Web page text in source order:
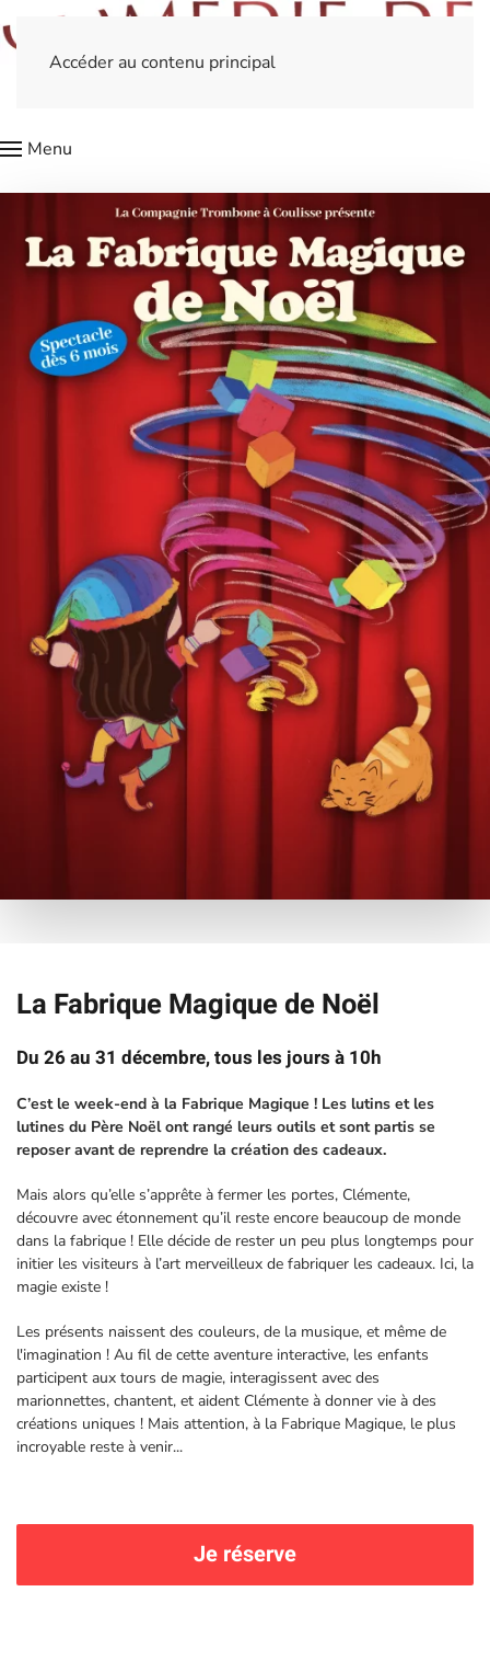
Accéder au contenu principal
Menu
La Fabrique Magique de Noël
Du 26 au 31 décembre, tous les jours à 10h
C’est le week-end à la Fabrique Magique ! Les lutins et les
lutines du Père Noël ont rangé leurs outils et sont partis se
reposer avant de reprendre la création des cadeaux.
Mais alors qu’elle s’apprête à fermer les portes, Clémente,
découvre avec étonnement qu’il reste encore beaucoup de monde
dans la fabrique ! Elle décide de rester un peu plus longtemps pour
initier les visiteurs à l’art merveilleux de fabriquer les cadeaux. Ici, la
magie existe !
Les présents naissent des couleurs, de la musique, et même de
l'imagination ! Au fil de cette aventure interactive, les enfants
participent aux tours de magie, interagissent avec des
marionnettes, chantent, et aident Clémente à donner vie à des
créations uniques ! Mais attention, à la Fabrique Magique, le plus
incroyable reste à venir...
Je réserve